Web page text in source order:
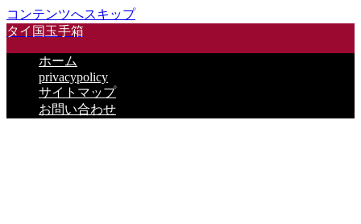
コンテンツへスキップ
タイ国玉手箱
ホーム
privacypolicy
サイトマップ
お問い合わせ